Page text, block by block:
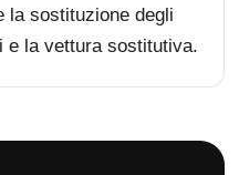
la sostituzione degli
e la vettura sostitutiva.